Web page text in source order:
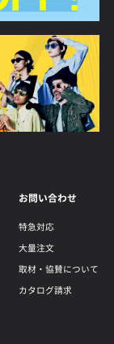
お問い合わせ
特急対応
大量注文
取材・協賛について
カタログ請求